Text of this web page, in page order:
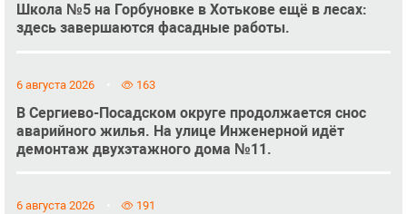
Школа №5 на Горбуновке в Хотькове ещё в лесах:
здесь завершаются фасадные работы.
6 августа 2026 163
В Сергиево-Посадском округе продолжается снос
аварийного жилья. На улице Инженерной идёт
демонтаж двухэтажного дома №11.
6 августа 2026 191